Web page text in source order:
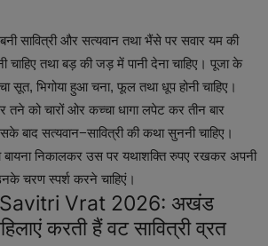
सावित्री और सत्यवान तथा भैंसे पर सवार यम की
चाहिए तथा बड़ की जड़ में पानी देना चाहिए। पूजा के
सूत, भिगोया हुआ चना, फूल तथा धूप होनी चाहिए।
को चारों ओर कच्चा धागा लपेट कर तीन बार
बाद सत्यवान−सावित्री की कथा सुननी चाहिए।
बायना निकालकर उस पर यथाशक्ति रुपए रखकर अपनी
चरण स्पर्श करने चाहिएं।
Vrat 2026: अखंड
करती हैं वट सावित्री व्रत